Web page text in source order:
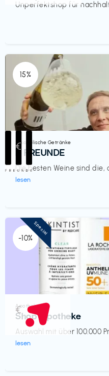
Unperfektshop für
15%
Alkoholische Getränke
III FREUNDE
Die besten Weine sind die,
lesen
€‎
-10%
Apotheke
Shop Apotheke
Auswahl mit über 100.000
lesen
€‎
Special